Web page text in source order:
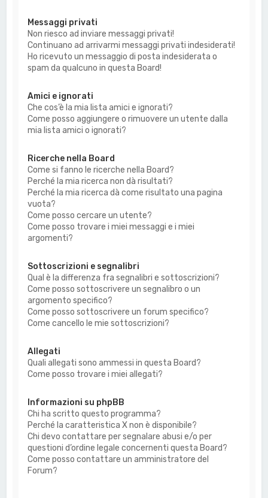
Messaggi privati
Non riesco ad inviare messaggi privati!
Continuano ad arrivarmi messaggi privati indesiderati!
Ho ricevuto un messaggio di posta indesiderata o
spam da qualcuno in questa Board!
Amici e ignorati
Che cos’è la mia lista amici e ignorati?
Come posso aggiungere o rimuovere un utente dalla
mia lista amici o ignorati?
Ricerche nella Board
Come si fanno le ricerche nella Board?
Perché la mia ricerca non dà risultati?
Perché la mia ricerca dà come risultato una pagina
vuota?
Come posso cercare un utente?
Come posso trovare i miei messaggi e i miei
argomenti?
Sottoscrizioni e segnalibri
Qual è la differenza fra segnalibri e sottoscrizioni?
Come posso sottoscrivere un segnalibro o un
argomento specifico?
Come posso sottoscrivere un forum specifico?
Come cancello le mie sottoscrizioni?
Allegati
Quali allegati sono ammessi in questa Board?
Come posso trovare i miei allegati?
Informazioni su phpBB
Chi ha scritto questo programma?
Perché la caratteristica X non è disponibile?
Chi devo contattare per segnalare abusi e/o per
questioni d’ordine legale concernenti questa Board?
Come posso contattare un amministratore del
Forum?